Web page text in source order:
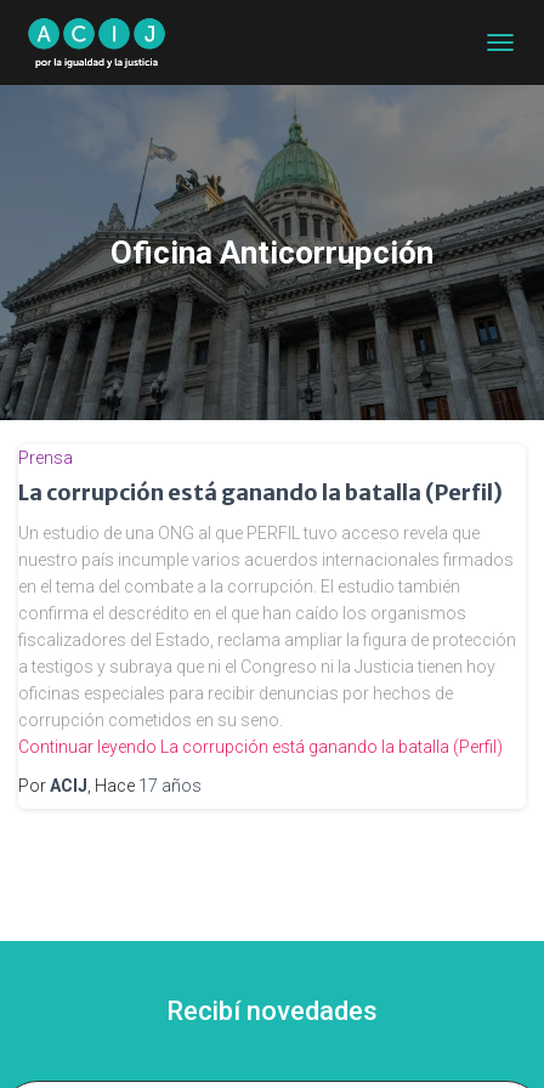
MODO
Oficina Anticorrupción
Prensa
La corrupción está ganando la batalla (Perfil)
Un estudio de una ONG al que PERFIL tuvo acceso revela que
nuestro país incumple varios acuerdos internacionales firmados
en el tema del combate a la corrupción. El estudio también
confirma el descrédito en el que han caído los organismos
fiscalizadores del Estado, reclama ampliar la figura de protección
a testigos y subraya que ni el Congreso ni la Justicia tienen hoy
oficinas especiales para recibir denuncias por hechos de
corrupción cometidos en su seno.
Continuar leyendo La corrupción está ganando la batalla (Perfil)
PorACIJ , Hace 17 años
Recibí novedades